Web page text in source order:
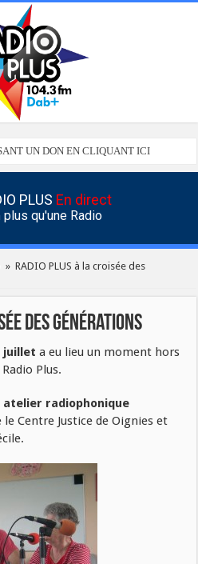
UN DON EN CLIQUANT ICI
PLUS En direct
plus qu'une Radio
» RADIO PLUS à la croisée des
des générations
juillet a eu lieu un moment hors
Plus.
atelier radiophonique
le Centre Justice de Oignies et